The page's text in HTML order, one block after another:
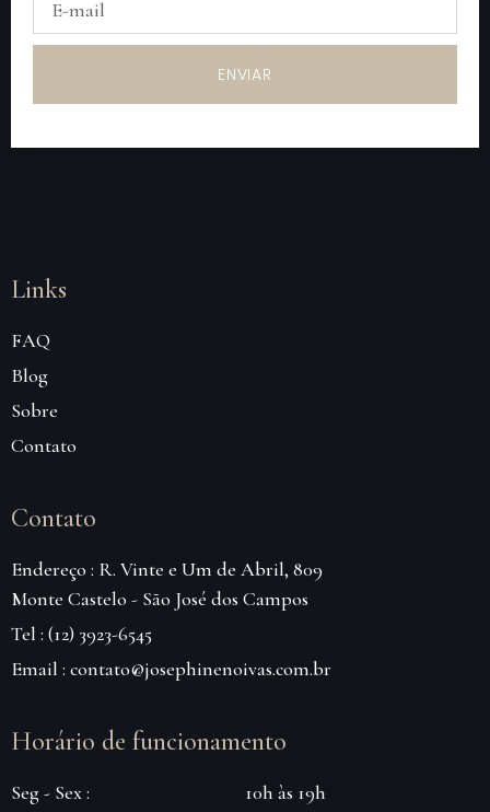
ENVIAR
Links
FAQ
Blog
Sobre
Contato
Contato
Endereço : R. Vinte e Um de Abril, 809
Monte Castelo - São José dos Campos
Tel : (12) 3923-6545
Email : contato@josephinenoivas.com.br
Horário de funcionamento
Seg - Sex : 10h às 19h